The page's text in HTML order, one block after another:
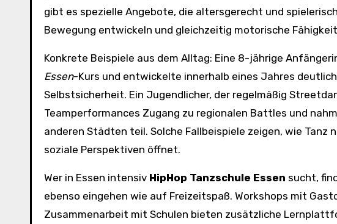
gibt es spezielle Angebote, die altersgerecht und
Bewegung entwickeln und gleichzeitig motorische
Konkrete Beispiele aus dem Alltag: Eine 8-jährige
Essen-Kurs und entwickelte innerhalb eines Jahres
Selbstsicherheit. Ein Jugendlicher, der regelmäßig
Teamperformances Zugang zu regionalen Battles und
anderen Städten teil. Solche Fallbeispiele zeigen, wie Tanz
soziale Perspektiven öffnet.
Wer in Essen intensiv HipHop Tanzschule Essen sucht,
ebenso eingehen wie auf Freizeitspaß. Workshops mit
Zusammenarbeit mit Schulen bieten zusätzliche